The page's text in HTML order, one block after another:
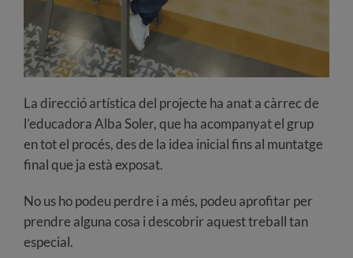
La direcció artística del projecte ha anat a càrrec de
l’educadora Alba Soler, que ha acompanyat el grup
en tot el procés, des de la idea inicial fins al muntatge
final que ja està exposat.
No us ho podeu perdre i a més, podeu aprofitar per
prendre alguna cosa i descobrir aquest treball tan
especial.